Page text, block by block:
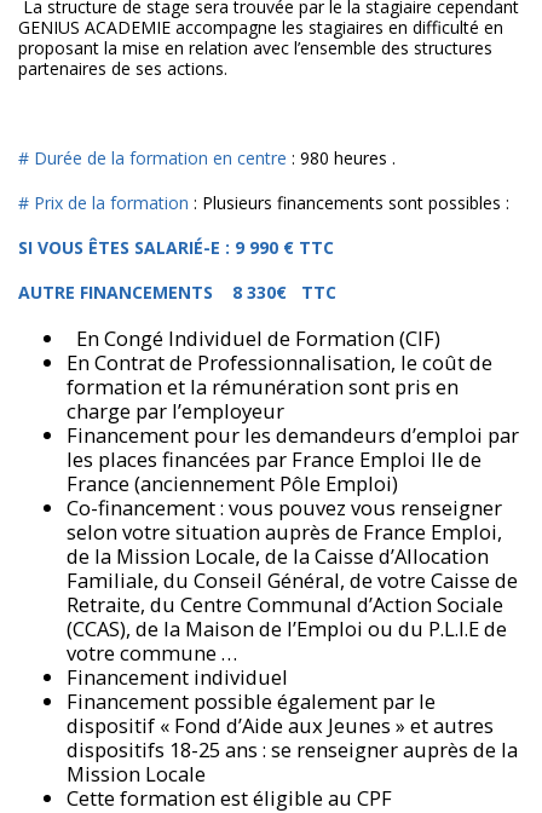
La structure de stage sera trouvée par le la stagiaire cependant
GENIUS ACADEMIE accompagne les stagiaires en difficulté en
proposant la mise en relation avec l’ensemble des structures
partenaires de ses actions.
# Durée de la formation en centre : 980 heures .
# Prix de la formation : Plusieurs financements sont possibles :
SI VOUS ÊTES SALARIÉ-E : 9 990 € TTC
AUTRE FINANCEMENTS
8 330€ TTC
En Congé Individuel de Formation (CIF)
En Contrat de Professionnalisation, le coût de
formation et la rémunération sont pris en
charge par l’employeur
Financement pour les demandeurs d’emploi par
les places financées par France Emploi Ile de
France (anciennement Pôle Emploi)
Co-financement : vous pouvez vous renseigner
selon votre situation auprès de France Emploi,
de la Mission Locale, de la Caisse d’Allocation
Familiale, du Conseil Général, de votre Caisse de
Retraite, du Centre Communal d’Action Sociale
(CCAS), de la Maison de l’Emploi ou du P.L.I.E de
votre commune …
Financement individuel
Financement possible également par le
dispositif « Fond d’Aide aux Jeunes » et autres
dispositifs 18-25 ans : se renseigner auprès de la
Mission Locale
Cette formation est éligible au CPF